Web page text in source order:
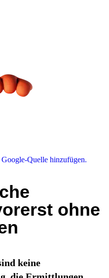
Quelle hinzufügen.
ohne
keine